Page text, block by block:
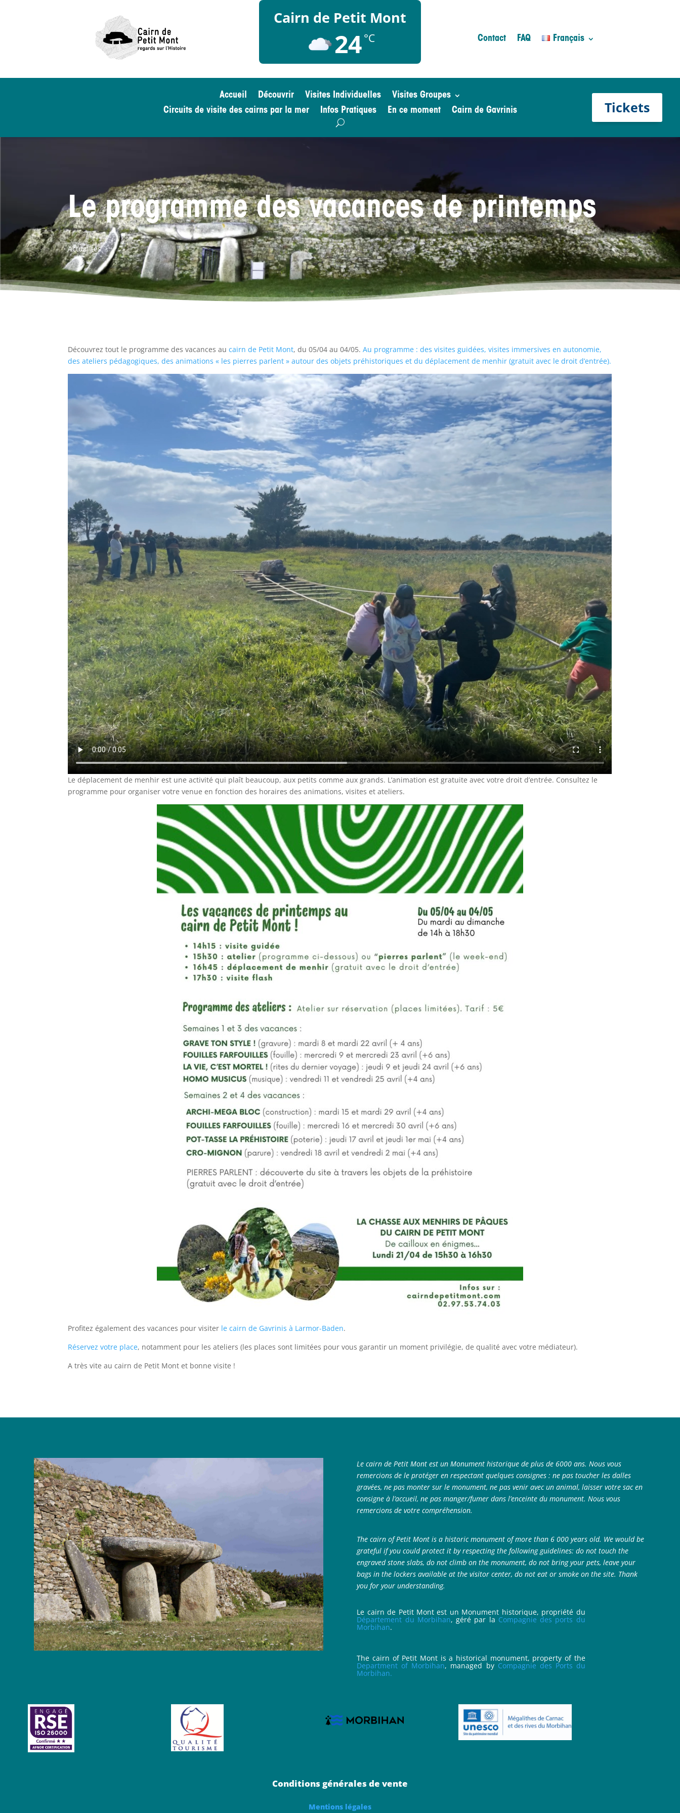
Cairn de Petit Mont
24°C Contact FAQ Français
Accueil Découvrir Visites Individuelles
Visites Groupes
Circuits de visite des cairns par la mer
Infos Pratiques En ce moment Cairn de Gavrinis Tickets
Le programme des vacances de printemps
Actualités
Découvrez tout le programme des vacances aucairn de Petit Mont, du 05/04 au 04/05.Au programme : des visites guidées, visites immersives en autonomie,
des ateliers pédagogiques, des animations « les pierres parlent » autour des objets préhistoriques et du déplacement de menhir (gratuit avec le droit d’entrée).
Le déplacement de menhir est une activité qui plaît beaucoup, aux petits comme aux grands. L’animation est gratuite avec votre droit d’entrée. Consultez le
programme pour organiser votre venue en fonction des horaires des animations, visites et ateliers.
Profitez également des vacances pour visiter le cairn de Gavrinis à Larmor-Baden.
Réservez votre place, notamment pour les ateliers (les places sont limitées pour vous garantir un moment privilégie, de qualité avec votre médiateur).
A très vite au cairn de Petit Mont et bonne visite !
Le cairn de Petit Mont est un Monument historique de plus de 6000 ans. Nous vous
remercions de le protéger en respectant quelques consignes : ne pas toucher les dalles
gravées, ne pas monter sur le monument, ne pas venir avec un animal, laisser votre sac en
consigne à l’accueil, ne pas manger/fumer dans l’enceinte du monument. Nous vous
remercions de votre compréhension.
The cairn of Petit Mont is a historic monument of more than 6 000 years old. We would be
grateful if you could protect it by respecting the following guidelines: do not touch the
engraved stone slabs, do not climb on the monument, do not bring your pets, leave your
bags in the lockers available at the visitor center, do not eat or smoke on the site. Thank
you for your understanding.
Le cairn de Petit Mont est un Monument historique, propriété du
Département du Morbihan, géré par la Compagnie des ports du
Morbihan.
The cairn of Petit Mont is a historical monument, property of the
Department of Morbihan, managed by Compagnie des Ports du
Morbihan.
Conditions générales de vente
Mentions légales